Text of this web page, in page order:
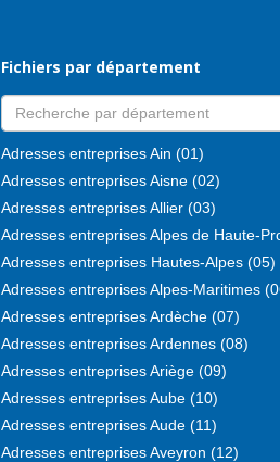
Fichiers par département
Adresses entreprises Ain (01)
Adresses entreprises Aisne (02)
Adresses entreprises Allier (03)
Adresses entreprises Alpes de Haute-
Adresses entreprises Hautes-Alpes (05)
Adresses entreprises Alpes-Maritimes
Adresses entreprises Ardèche (07)
Adresses entreprises Ardennes (08)
Adresses entreprises Ariège (09)
Adresses entreprises Aube (10)
Adresses entreprises Aude (11)
Adresses entreprises Aveyron (12)